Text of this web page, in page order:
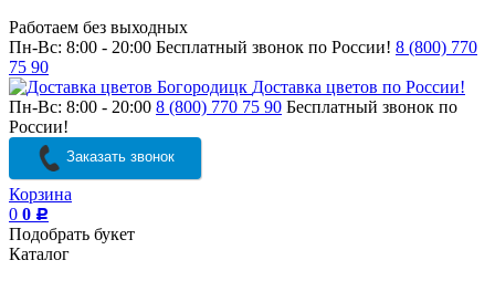
Работаем без выходных
Пн-Вс: 8:00 - 20:00 Бесплатный звонок по России! 8 (800) 770
75 90
Доставка цветов по России!
Пн-Вс: 8:00 - 20:00 8 (800) 770 75 90 Бесплатный звонок по
России!
Заказать звонок
Корзина
0 0 Р
Подобрать букет
Каталог